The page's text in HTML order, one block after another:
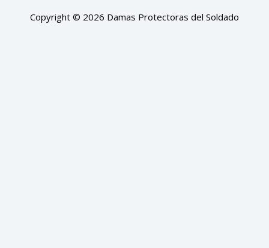
Copyright © 2026 Damas Protectoras del Soldado